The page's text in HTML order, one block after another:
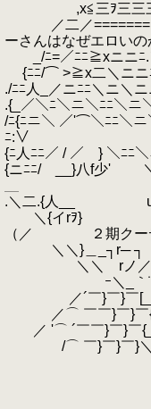
,x≦三ｦ三三三
／二／
ーさんはなぜエロいの
_/ﾆ=／ﾆﾆ≧xニニﾆ.
{ﾆﾆ/⌒ >≧x二＼ニ
./ﾆﾆ人_／ニﾆﾆ＼ニ＼
.{_／＼ﾆ＼ニ＼ﾆﾆ＼
/ﾆ{ﾆニ＼ ／'⌒＼ﾆﾆ＼ニ
ﾆ:∨ な
{ﾆ人ﾆﾆ／ / ／ } ＼ﾆﾆ
{ニﾆﾆ/ __}八f少'
＿ ミスタ
.＼二.{人__ u
＼{イrｦ}
（／ ２期クーデ
＼＼}＿_┐r─
＼＼ rノ／／
ｰ＼_｀¨´
／´￣}￣}￣
／⌒ ￣￣}
／ '⌒ ´￣￣}￣}
/⌒ ￣}￣}￣}＼